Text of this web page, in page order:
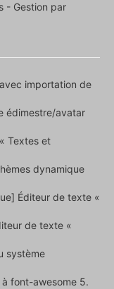
- Gestion par
importation de
édimestre/avatar
Textes et
dynamique
Éditeur de texte «
de texte «
système
font-awesome 5.